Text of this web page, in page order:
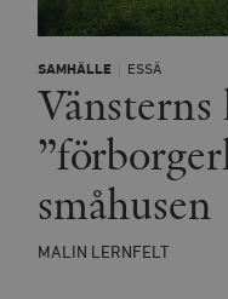
SAMHÄLLE ESSÄ
småhusen
MALIN LERNFELT